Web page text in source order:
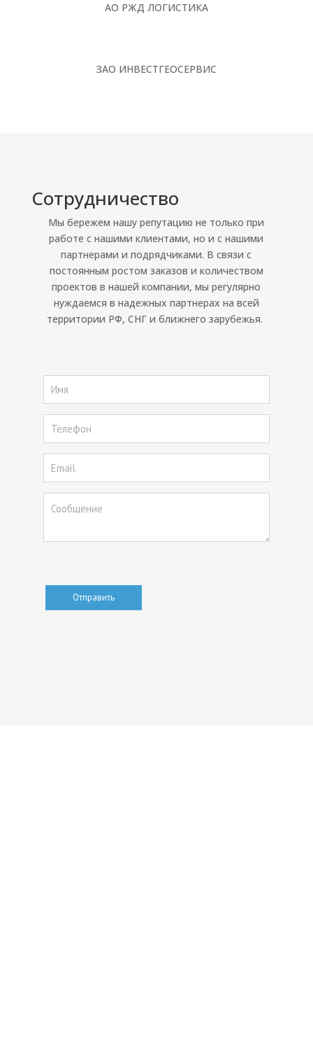
АО РЖД ЛОГИСТИКА
ЗАО ИНВЕСТГЕОСЕРВИС
Сотрудничество
Мы бережем нашу репутацию не только при
работе с нашими клиентами, но и с нашими
партнерами и подрядчиками. В связи с
постоянным ростом заказов и количеством
проектов в нашей компании, мы регулярно
нуждаемся в надежных партнерах на всей
территории РФ, СНГ и ближнего зарубежья.
Отправить